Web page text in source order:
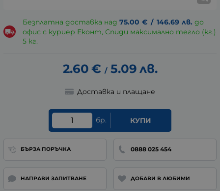
Безплатна доставка над 75.00 € / 146.69 лв. до
офис с куриер Еконт, Спиди максимално тегло (кг.)
5 кг.
2.60 € / 5.09 лв.
Доставка и плащане
бр. КУПИ
БЪРЗА ПОРЪЧКА 0888 025 454
НАПРАВИ ЗАПИТВАНЕ ДОБАВИ В ЛЮБИМИ